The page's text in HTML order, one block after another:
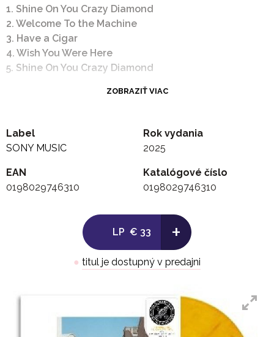
1. Shine On You Crazy Diamond
2. Welcome To the Machine
3. Have a Cigar
4. Wish You Were Here
5. Shine On You Crazy Diamond
ZOBRAZIŤ VIAC
Label
SONY MUSIC
Rok vydania
2025
EAN
0198029746310
Katalógové číslo
0198029746310
LP € 33 +
● titul je dostupný v predajni